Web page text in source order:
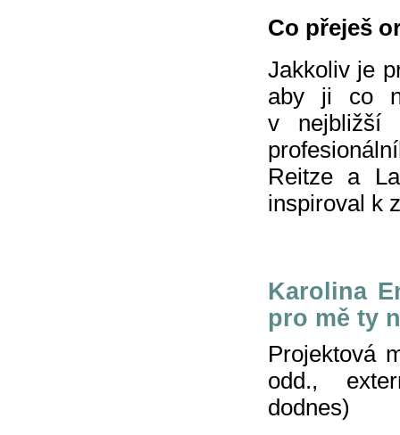
Co přeješ
Jakkoliv je
aby ji co
v nejbližší
Reitze a
inspiroval k
Karolina
pro mě ty
Projektová
odd.,
dodnes)